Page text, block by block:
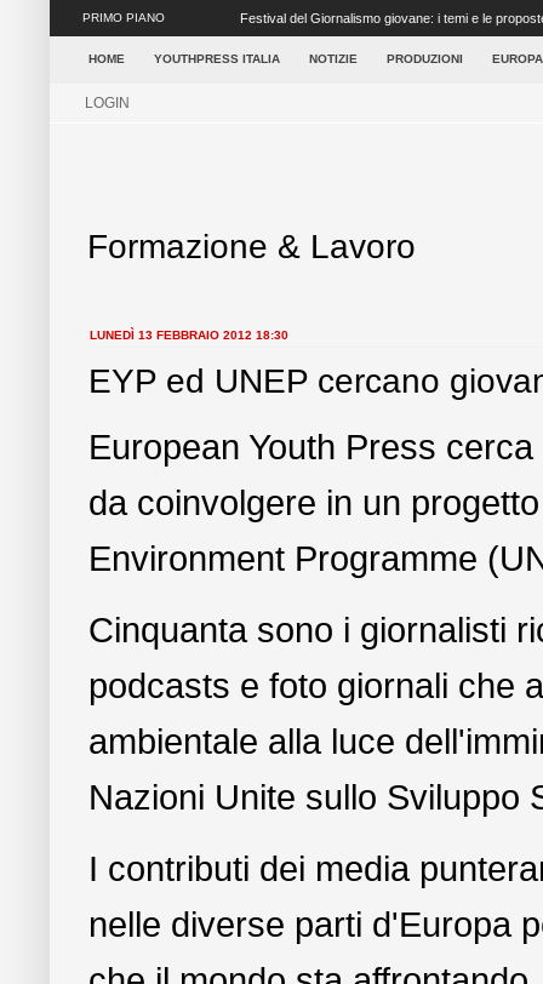
PRIMO PIANO Festival del Giornalismo giovane: i temi e le
concretezza ai tanti elementi ...
HOME YOUTHPRESS ITALIA NOTIZIE PRODUZIONI
LOGIN
Formazione & Lavoro
LUNEDÌ 13 FEBBRAIO 2012 18:30
EYP ed UNEP cercano
European Youth Press
da coinvolgere in un
Environment Programme
Cinquanta sono i giornalisti
podcasts e foto giornali che
ambientale alla luce
Nazioni Unite sullo Sviluppo
I contributi dei media
nelle diverse parti d'Europa